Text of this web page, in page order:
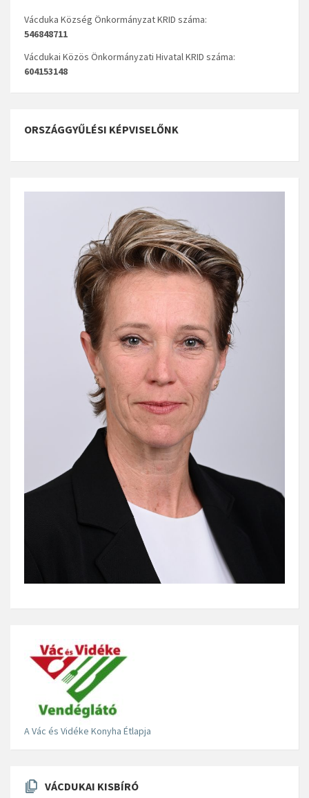
Vácduka Község Önkormányzat KRID száma:
546848711
Vácdukai Közös Önkormányzati Hivatal KRID száma:
604153148
ORSZÁGGYŰLÉSI KÉPVISELŐNK
A Vác és Vidéke Konyha Étlapja
VÁCDUKAI KISBÍRÓ